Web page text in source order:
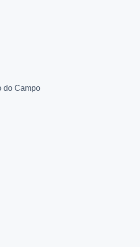
do Campo